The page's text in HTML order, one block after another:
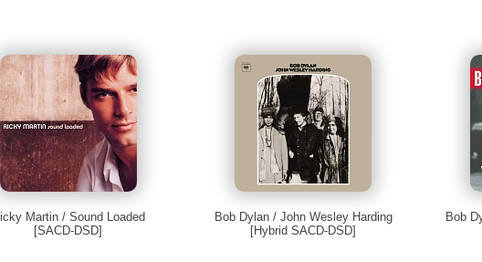
Martin / Sound Loaded
[SACD-DSD]
Bob Dylan / John Wesley Harding
[Hybrid SACD-DSD]
Bob